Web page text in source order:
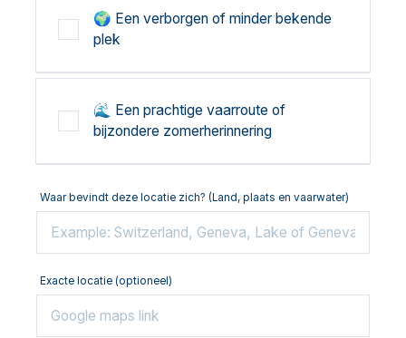
🌍 Een verborgen of minder bekende
plek
🌊 Een prachtige vaarroute of
bijzondere zomerherinnering
Waar bevindt deze locatie zich? (Land, plaats en vaarwater)
Exacte locatie (optioneel)